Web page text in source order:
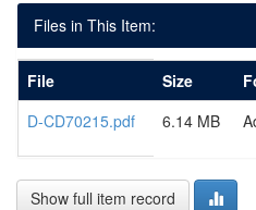
Files in This Item:
File Size
D-CD70215.pdf
6.14 MB
Show full item record